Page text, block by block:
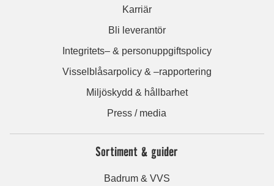
Karriär
Bli leverantör
Integritets– & personuppgiftspolicy
Visselblåsarpolicy & –rapportering
Miljöskydd & hållbarhet
Press / media
Sortiment & guider
Badrum & VVS